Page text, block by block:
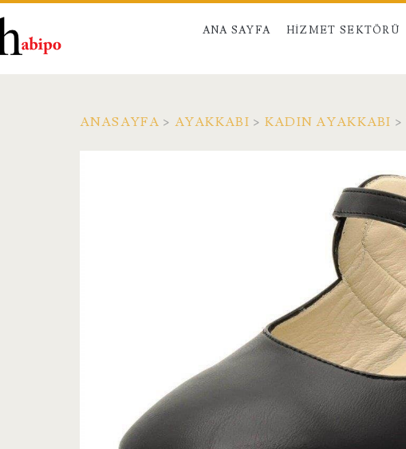
ANA SAYFA HIZMET SEKTÖRÜ
ANASAYFA > AYAKKABI > KADIN AYAKKABI >